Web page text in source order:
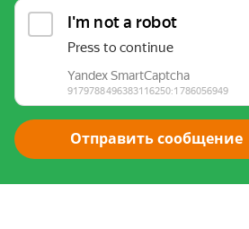
Отправить сообщение